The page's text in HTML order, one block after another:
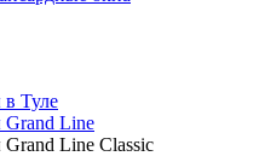
Туле
Line
Line Classic